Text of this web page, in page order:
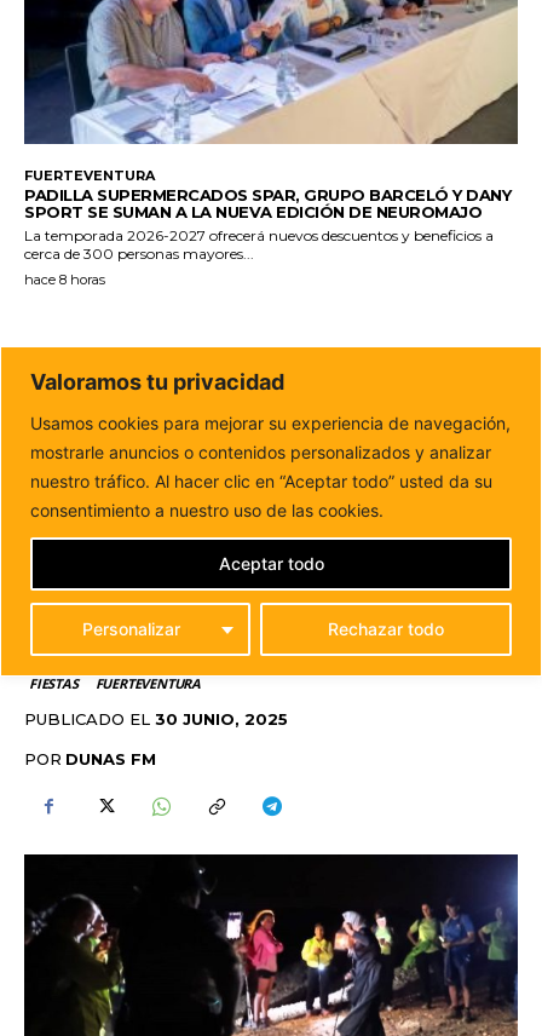
FUERTEVENTURA
PADILLA SUPERMERCADOS SPAR, GRUPO BARCELÓ Y DANY
SPORT SE SUMAN A LA NUEVA EDICIÓN DE NEUROMAJO
La temporada 2026-2027 ofrecerá nuevos descuentos y beneficios a
cerca de 300 personas mayores...
hace 8 horas